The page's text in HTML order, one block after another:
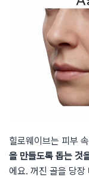
힐로웨이브는 피부
을 만들도록 돕는 것
에요. 꺼진 골을 당장